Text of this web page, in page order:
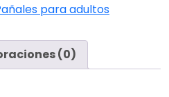
para adultos
(0)